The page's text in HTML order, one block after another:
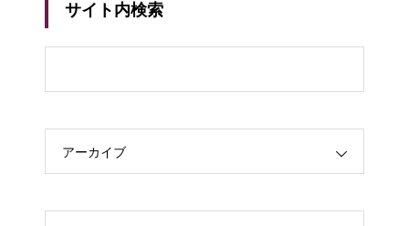
サイト内検索
アーカイブ